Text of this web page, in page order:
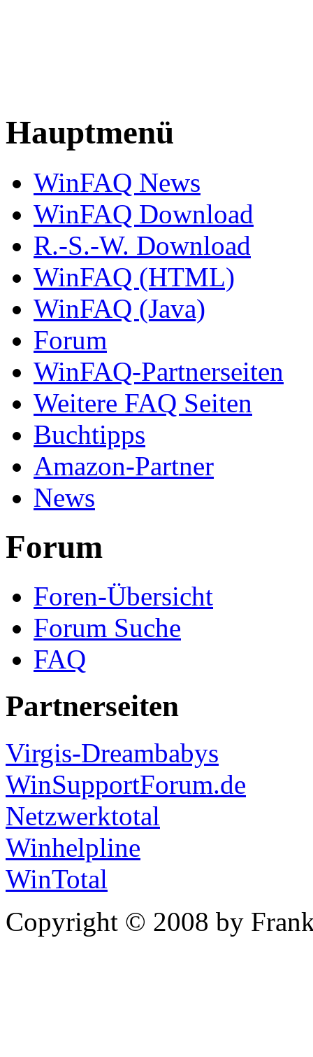
Hauptmenü
WinFAQ News
WinFAQ Download
R.-S.-W. Download
WinFAQ (HTML)
WinFAQ (Java)
Forum
WinFAQ-Partnerseiten
Weitere FAQ Seiten
Buchtipps
Amazon-Partner
News
Forum
Foren-Übersicht
Forum Suche
FAQ
Partnerseiten
Virgis-Dreambabys
WinSupportForum.de
Netzwerktotal
Winhelpline
WinTotal
Copyright © 2008 by